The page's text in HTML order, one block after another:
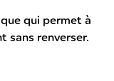
qui permet à
sans renverser.